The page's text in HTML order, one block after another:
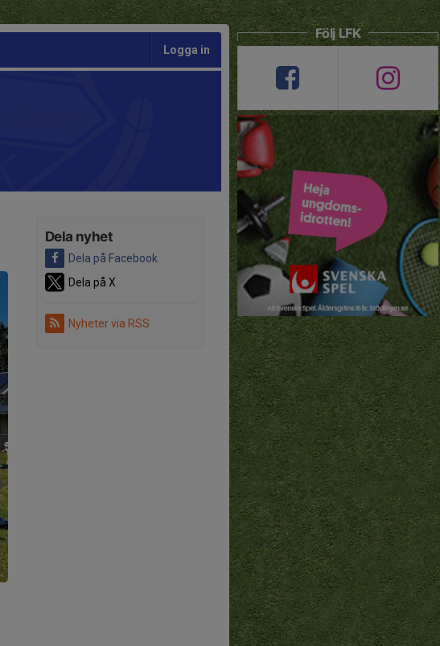
Logga in
Dela nyhet
Dela på Facebook
Dela på X
Nyheter via RSS
Följ LFK